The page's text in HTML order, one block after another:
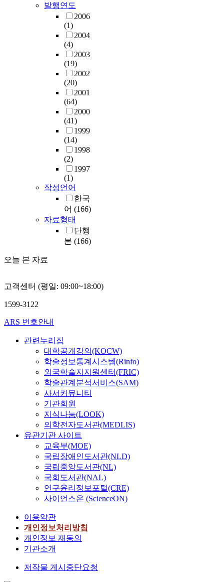
발행연도
2006
(1)
2004
(4)
2003
(19)
2002
(20)
2001
(64)
2000
(41)
1999
(14)
1998
(2)
1997
(1)
작성언어
한국
어 (166)
자료형태
단행
본 (166)
오늘 본 자료
고객센터 (평일: 09:00~18:00)
1599-3122
ARS 번호안내
관련누리집
대학공개강의(KOCW)
학술정보통계시스템(Rinfo)
외국학술지지원센터(FRIC)
학술관계분석서비스(SAM)
사서커뮤니티
기관회원
지식나눔(LOOK)
의학전자도서관(MEDLIS)
유관기관 사이트
교육부(MOE)
국립장애인도서관(NLD)
국립중앙도서관(NL)
국회도서관(NAL)
연구윤리정보포털(CRE)
사이언스온 (ScienceON)
이용약관
개인정보처리방침
개인정보 재동의
기관소개
저작물 게시중단요청